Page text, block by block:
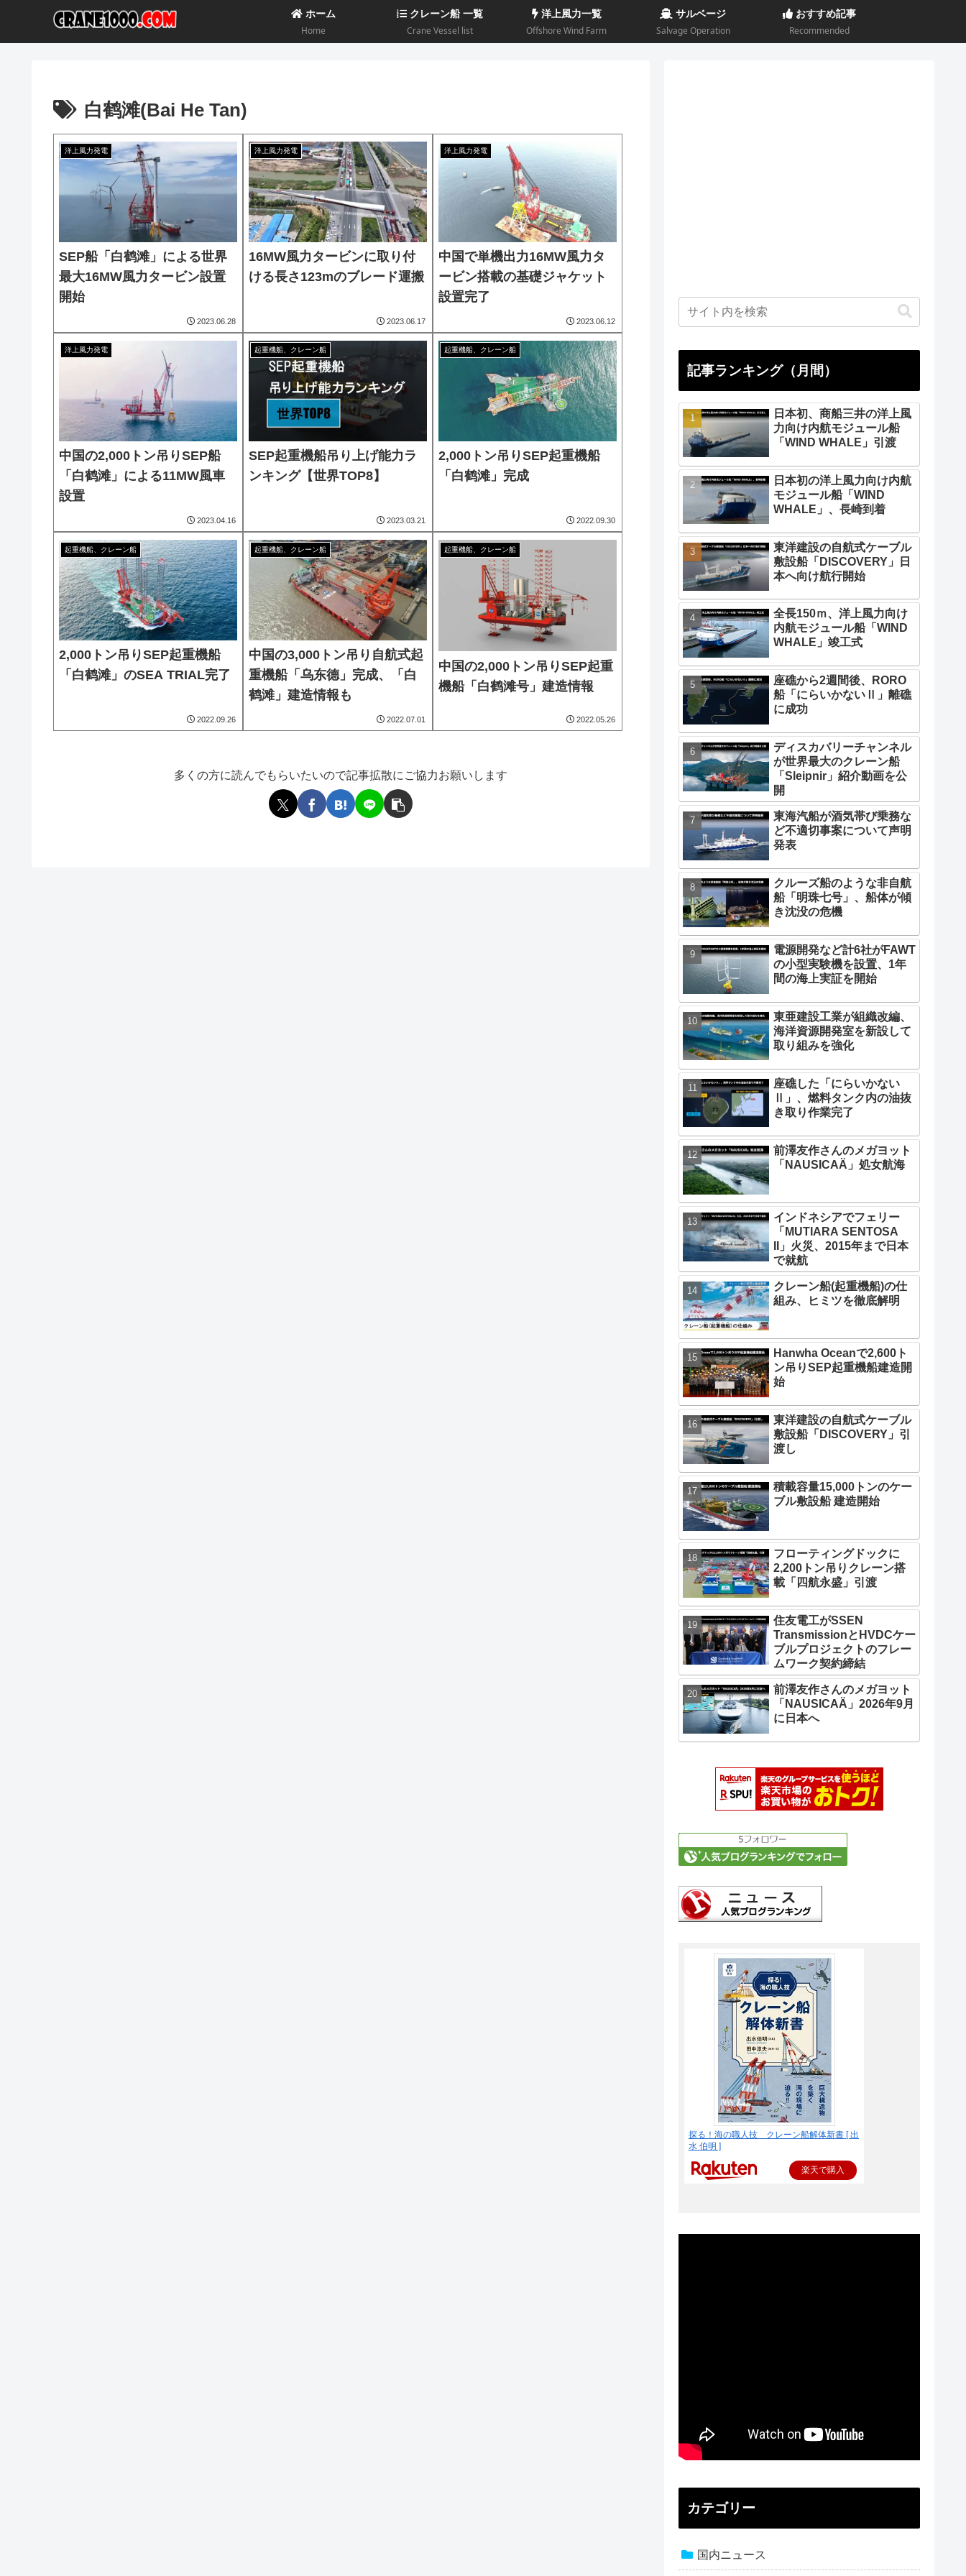
ホーム
Home
クレーン船 一覧
Crane Vessel list
洋上風力一覧
Offshore Wind Farm
サルベージ
Salvage Operation
おすすめ記事
Recommended
白鹤滩(Bai He Tan)
洋上風力発電
SEP船「白鹤滩」による世界
最大16MW風力タービン設置
開始
2023.06.28
洋上風力発電
16MW風力タービンに取り付
ける長さ123mのブレード運搬
2023.06.17
洋上風力発電
中国で単機出力16MW風力タ
ービン搭載の基礎ジャケット
設置完了
2023.06.12
洋上風力発電
中国の2,000トン吊りSEP船
「白鹤滩」による11MW風車
設置
2023.04.16
起重機船、クレーン船
SEP起重機船吊り上げ能力ラ
ンキング【世界TOP8】
2023.03.21
起重機船、クレーン船
2,000トン吊りSEP起重機船
「白鹤滩」完成
2022.09.30
起重機船、クレーン船
2,000トン吊りSEP起重機船
「白鹤滩」のSEA TRIAL完了
2022.09.26
起重機船、クレーン船
中国の3,000トン吊り自航式起
重機船「乌东德」完成、「白
鹤滩」建造情報も
2022.07.01
起重機船、クレーン船
中国の2,000トン吊りSEP起重
機船「白鹤滩号」建造情報
2022.05.26
多くの方に読んでもらいたいので記事拡散にご協力お願いします
記事ランキング（月間）
日本初、商船三井の洋上風
力向け内航モジュール船
「WIND WHALE」引渡
日本初の洋上風力向け内航
モジュール船「WIND
WHALE」、長崎到着
東洋建設の自航式ケーブル
敷設船「DISCOVERY」日
本へ向け航行開始
全長150ｍ、洋上風力向け
内航モジュール船「WIND
WHALE」竣工式
座礁から2週間後、RORO
船「にらいかないⅡ」離礁
に成功
ディスカバリーチャンネル
が世界最大のクレーン船
「Sleipnir」紹介動画を公
開
東海汽船が酒気帯び乗務な
ど不適切事案について声明
発表
クルーズ船のような非自航
船「明珠七号」、船体が傾
き沈没の危機
電源開発など計6社がFAWT
の小型実験機を設置、1年
間の海上実証を開始
東亜建設工業が組織改編、
海洋資源開発室を新設して
取り組みを強化
座礁した「にらいかない
Ⅱ」、燃料タンク内の油抜
き取り作業完了
前澤友作さんのメガヨット
「NAUSICAÄ」処女航海
インドネシアでフェリー
「MUTIARA SENTOSA
II」火災、2015年まで日本
で就航
クレーン船(起重機船)の仕
組み、ヒミツを徹底解明
Hanwha Oceanで2,600ト
ン吊りSEP起重機船建造開
始
東洋建設の自航式ケーブル
敷設船「DISCOVERY」引
渡し
積載容量15,000トンのケー
ブル敷設船 建造開始
フローティングドックに
2,200トン吊りクレーン搭
載「四航永盛」引渡
住友電工がSSEN
TransmissionとHVDCケー
ブルプロジェクトのフレー
ムワーク契約締結
前澤友作さんのメガヨット
「NAUSICAÄ」2026年9月
に日本へ
探る！海の職人技 クレーン船解体新書 [ 出
水 伯明 ]
楽天で購入
カテゴリー
国内ニュース